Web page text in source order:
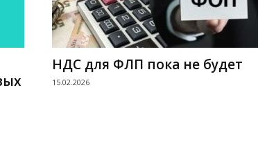
НДС для ФЛП пока не будет
15.02.2026